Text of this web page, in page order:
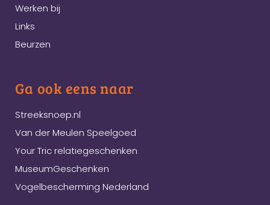
Werken bij
Links
Beurzen
Ga ook eens naar
Streeksnoep.nl
Van der Meulen Speelgoed
Your Tric relatiegeschenken
MuseumGeschenken
Vogelbescherming Nederland